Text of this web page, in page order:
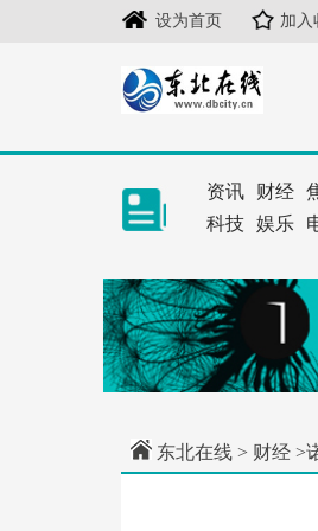
设为首页 加入
资讯 财经
科技 娱乐
东北在线 > 财经 >